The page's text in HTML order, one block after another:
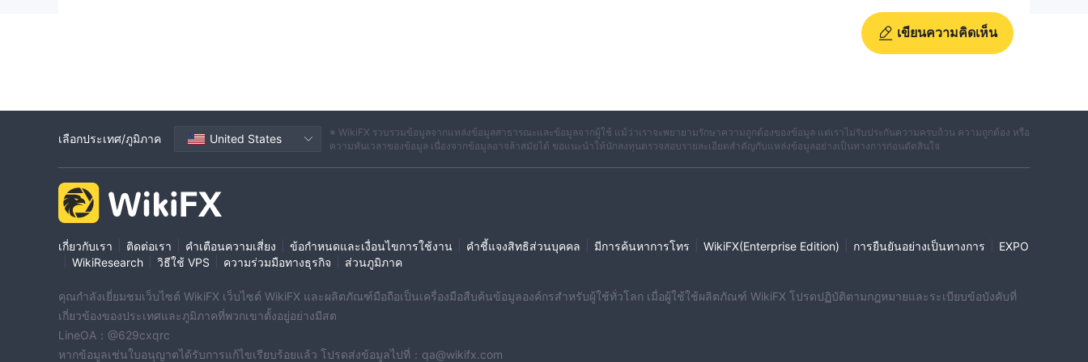
เขียนความคิดเห็น
เลือกประเทศ/ภูมิภาค United States
※ WikiFX รวบรวมข้อมูลจากแหล่งข้อมูลสาธารณะและข้อมูลจากผู้ใช้ แม้ว่าเราจะพยายามรักษาความถูกต้องของข้อมูล แต่เราไม่รับประกันความครบถ้วน ความถูกต้อง หรือ
ความทันเวลาของข้อมูล เนื่องจากข้อมูลอาจล้าสมัยได้ ขอแนะนำให้นักลงทุนตรวจสอบรายละเอียดสำคัญกับแหล่งข้อมูลอย่างเป็นทางการก่อนตัดสินใจ
เกี่ยวกับเรา ติดต่อเรา คำเตือนความเสี่ยง ข้อกำหนดและเงื่อนไขการใช้งาน คำชี้แจงสิทธิส่วนบุคคล มีการค้นหาการโทร WikiFX(Enterprise Edition) การยืนยันอย่างเป็นทางการ
EXPO
WikiResearch วิธีใช้ VPS ความร่วมมือทางธุรกิจ ส่วนภูมิภาค
คุณกำลังเยี่ยมชมเว็บไซต์ WikiFX เว็บไซต์ WikiFX และผลิตภัณฑ์มือถือเป็นเครื่องมือสืบค้นข้อมูลองค์กรสำหรับผู้ใช้ทั่วโลก เมื่อผู้ใช้ใช้ผลิตภัณฑ์ WikiFX โปรดปฏิบัติตามกฎหมายและระเบียบข้อบังคับที่
เกี่ยวข้องของประเทศและภูมิภาคที่พวกเขาตั้งอยู่อย่างมีสต
LineOA：@629cxqrc
หากข้อมูลเช่นใบอนุญาตได้รับการแก้ไขเรียบร้อยแล้ว โปรดส่งข้อมูลไปที่：qa@wikifx.com